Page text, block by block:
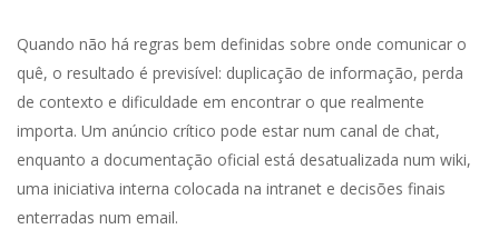
Quando não há regras bem definidas sobre onde comunicar o
quê, o resultado é previsível: duplicação de informação, perda
de contexto e dificuldade em encontrar o que realmente
importa. Um anúncio crítico pode estar num canal de chat,
enquanto a documentação oficial está desatualizada num wiki,
uma iniciativa interna colocada na intranet e decisões finais
enterradas num email.